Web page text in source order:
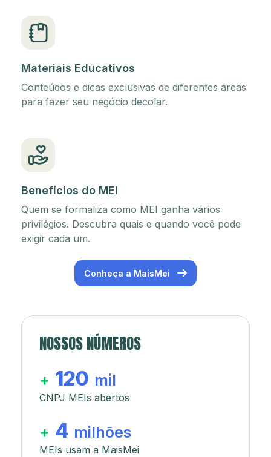
Materiais Educativos
Conteúdos e dicas exclusivas de diferentes áreas
para fazer seu negócio decolar.
Benefícios do MEI
Quem se formaliza como MEI ganha vários
privilégios. Descubra quais e quando você pode
exigir cada um.
Conheça a MaisMei
NOSSOS NÚMEROS
+ 120 mil
CNPJ MEIs abertos
+ 4 milhões
MEIs usam a MaisMei